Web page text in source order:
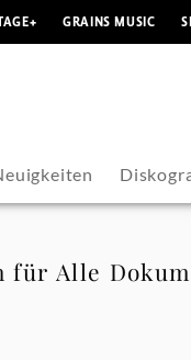
GRAINS MUSIC
für Alle